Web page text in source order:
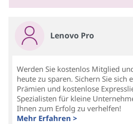
Lenovo Pro
Werden Sie kostenlos Mitglied
heute zu sparen. Sichern Sie sich
Prämien und kostenlose
Spezialisten für kleine
Ihnen zum Erfolg zu verhelfen!
Mehr Erfahren >